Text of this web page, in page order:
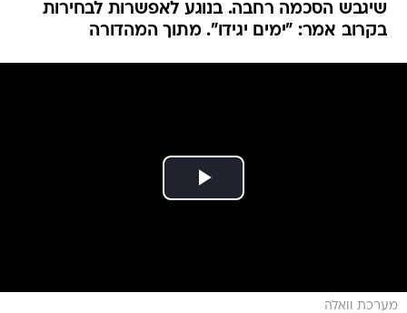
שיגבש הסכמה רחבה. בנוגע לאפשרות לבחירות
בקרוב אמר: "ימים יגידו". מתוך המהדורה
מערכת וואלה